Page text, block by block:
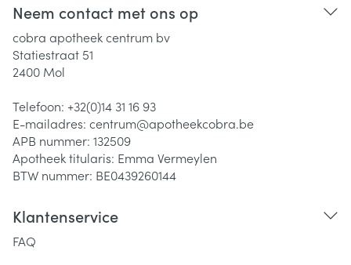
Neem contact met ons op
cobra apotheek centrum bv
Statiestraat 51
2400 Mol
Telefoon: +32(0)14 31 16 93
E-mailadres: centrum@apotheekcobra.be
APB nummer: 132509
Apotheek titularis: Emma Vermeylen
BTW nummer: BE0439260144
Klantenservice
FAQ